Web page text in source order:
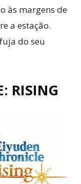
às margens de
a estação.
do seu
RISING